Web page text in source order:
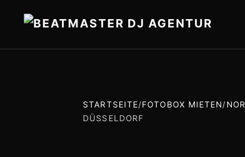
STARTSEITE/FOTOBOX MIETEN/
DÜSSELDORF